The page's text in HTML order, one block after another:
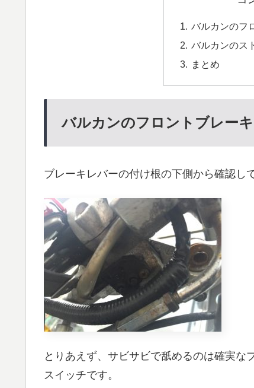
バルカンのフ
バルカンのス
まとめ
バルカンのフロントブレー
ブレーキレバーの付け根の下側から確認し
とりあえず、サビサビで舐めるのは確実
スイッチです。